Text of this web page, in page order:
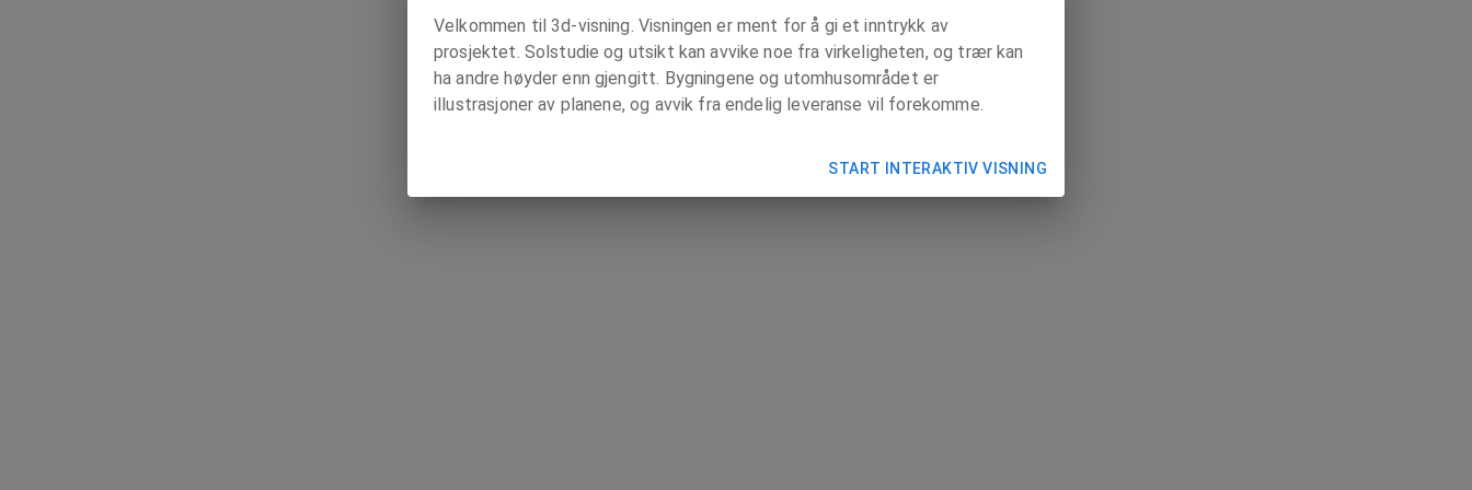
Velkommen til 3d-visning. Visningen er ment for å gi et inntrykk av
prosjektet. Solstudie og utsikt kan avvike noe fra virkeligheten, og trær kan
ha andre høyder enn gjengitt. Bygningene og utomhusområdet er
illustrasjoner av planene, og avvik fra endelig leveranse vil forekomme.
START INTERAKTIV VISNING